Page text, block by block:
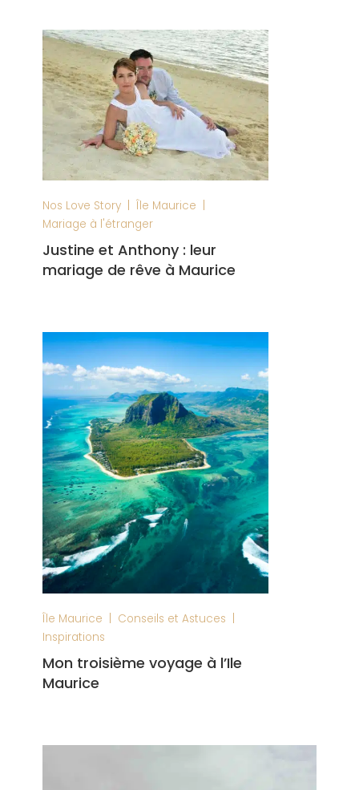
Nos Love Story Île Maurice
Mariage à l'étranger
Justine et Anthony : leur
mariage de rêve à Maurice
Île Maurice Conseils et Astuces
Inspirations
Mon troisième voyage à l’Ile
Maurice